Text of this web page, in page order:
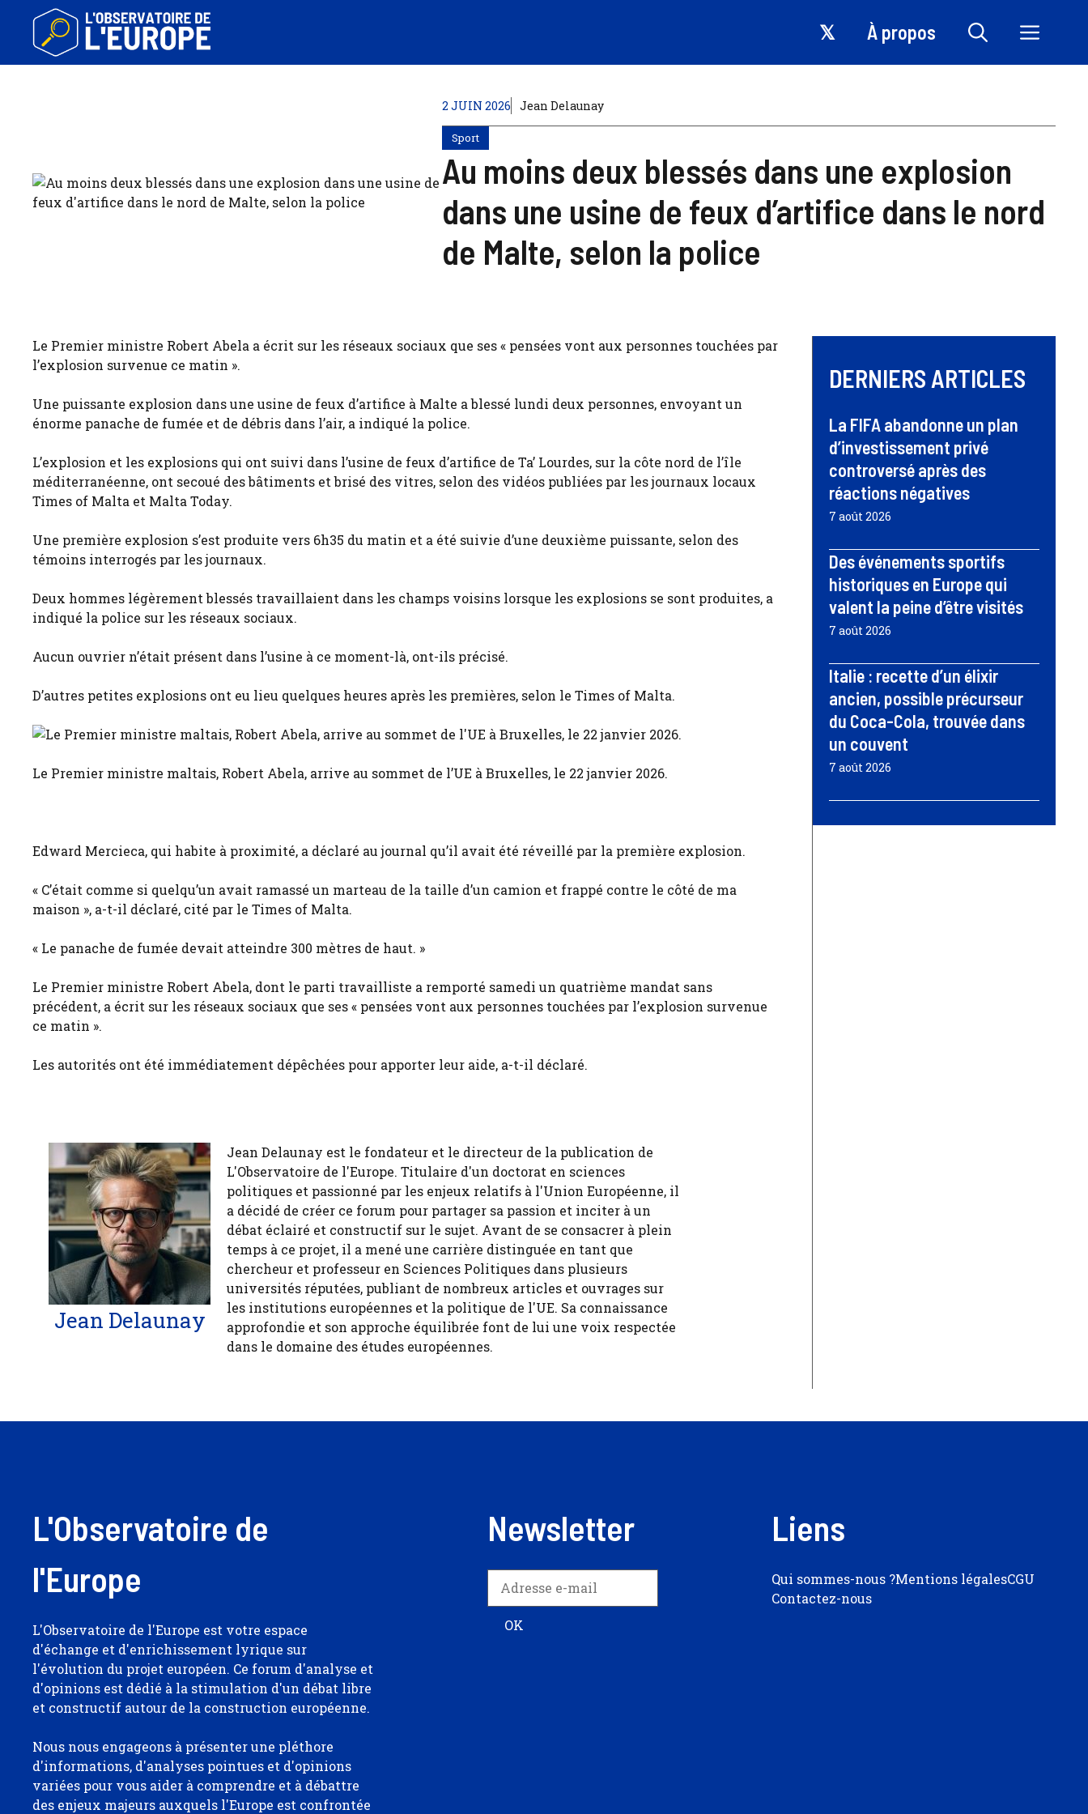
contenu
𝕏 À propos
2 JUIN 2026 Jean Delaunay
Sport
Au moins deux blessés dans une explosion
dans une usine de feux d’artifice dans le nord
de Malte, selon la police
Le Premier ministre Robert Abela a écrit sur les réseaux sociaux que ses « pensées vont aux personnes touchées par
l’explosion survenue ce matin ».
Une puissante explosion dans une usine de feux d’artifice à Malte a blessé lundi deux personnes, envoyant un
énorme panache de fumée et de débris dans l’air, a indiqué la police.
L’explosion et les explosions qui ont suivi dans l’usine de feux d’artifice de Ta’ Lourdes, sur la côte nord de l’île
méditerranéenne, ont secoué des bâtiments et brisé des vitres, selon des vidéos publiées par les journaux locaux
Times of Malta et Malta Today.
Une première explosion s’est produite vers 6h35 du matin et a été suivie d’une deuxième puissante, selon des
témoins interrogés par les journaux.
Deux hommes légèrement blessés travaillaient dans les champs voisins lorsque les explosions se sont produites, a
indiqué la police sur les réseaux sociaux.
Aucun ouvrier n’était présent dans l’usine à ce moment-là, ont-ils précisé.
D’autres petites explosions ont eu lieu quelques heures après les premières, selon le Times of Malta.
Le Premier ministre maltais, Robert Abela, arrive au sommet de l’UE à Bruxelles, le 22 janvier 2026.
Edward Mercieca, qui habite à proximité, a déclaré au journal qu’il avait été réveillé par la première explosion.
« C’était comme si quelqu’un avait ramassé un marteau de la taille d’un camion et frappé contre le côté de ma
maison », a-t-il déclaré, cité par le Times of Malta.
« Le panache de fumée devait atteindre 300 mètres de haut. »
Le Premier ministre Robert Abela, dont le parti travailliste a remporté samedi un quatrième mandat sans
précédent, a écrit sur les réseaux sociaux que ses « pensées vont aux personnes touchées par l’explosion survenue
ce matin ».
Les autorités ont été immédiatement dépêchées pour apporter leur aide, a-t-il déclaré.
Jean Delaunay
Jean Delaunay est le fondateur et le directeur de la publication de
L'Observatoire de l'Europe. Titulaire d'un doctorat en sciences
politiques et passionné par les enjeux relatifs à l'Union Européenne, il
a décidé de créer ce forum pour partager sa passion et inciter à un
débat éclairé et constructif sur le sujet. Avant de se consacrer à plein
temps à ce projet, il a mené une carrière distinguée en tant que
chercheur et professeur en Sciences Politiques dans plusieurs
universités réputées, publiant de nombreux articles et ouvrages sur
les institutions européennes et la politique de l'UE. Sa connaissance
approfondie et son approche équilibrée font de lui une voix respectée
dans le domaine des études européennes.
DERNIERS ARTICLES
La FIFA abandonne un plan
d’investissement privé
controversé après des
réactions négatives
7 août 2026
Des événements sportifs
historiques en Europe qui
valent la peine d’être visités
7 août 2026
Italie : recette d’un élixir
ancien, possible précurseur
du Coca-Cola, trouvée dans
un couvent
7 août 2026
L'Observatoire de
l'Europe
L'Observatoire de l'Europe est votre espace
d'échange et d'enrichissement lyrique sur
l'évolution du projet européen. Ce forum d'analyse et
d'opinions est dédié à la stimulation d'un débat libre
et constructif autour de la construction européenne.
Nous nous engageons à présenter une pléthore
d'informations, d'analyses pointues et d'opinions
variées pour vous aider à comprendre et à débattre
des enjeux majeurs auxquels l'Europe est confrontée
Newsletter Liens
Qui sommes-nous ?Mentions légalesCGU
Contactez-nous